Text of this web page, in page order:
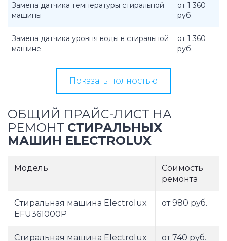
Замена датчика температуры стиральной
машины
от 1 360
руб.
Замена датчика уровня воды в стиральной
машине
от 1 360
руб.
Показать полностью
ОБЩИЙ ПРАЙС-ЛИСТ НА
РЕМОНТ СТИРАЛЬНЫХ
МАШИН ELECTROLUX
Модель
Соимость
ремонта
Стиральная машина Electrolux
EFU361000P
от 980 руб.
Стиральная машина Electrolux от 740 руб.